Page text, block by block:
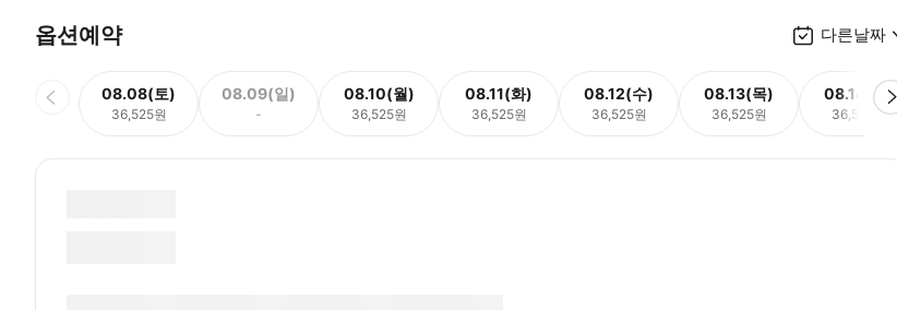
옵션예약 다른날짜
08.08(토)
36,525원
08.09(일)
-
08.10(월)
36,525원
08.11(화)
36,525원
08.12(수)
36,525원
08.13(목)
36,525원
08.14(금)
36,525원